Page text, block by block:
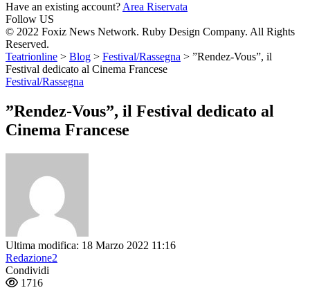
Have an existing account? Area Riservata
Follow US
© 2022 Foxiz News Network. Ruby Design Company. All Rights
Reserved.
Teatrionline > Blog > Festival/Rassegna > ”Rendez-Vous”, il
Festival dedicato al Cinema Francese
Festival/Rassegna
”Rendez-Vous”, il Festival dedicato al
Cinema Francese
Ultima modifica: 18 Marzo 2022 11:16
Redazione2
Condividi
1716